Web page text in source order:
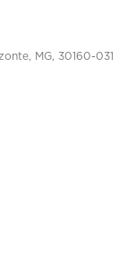
MG, 30160-031